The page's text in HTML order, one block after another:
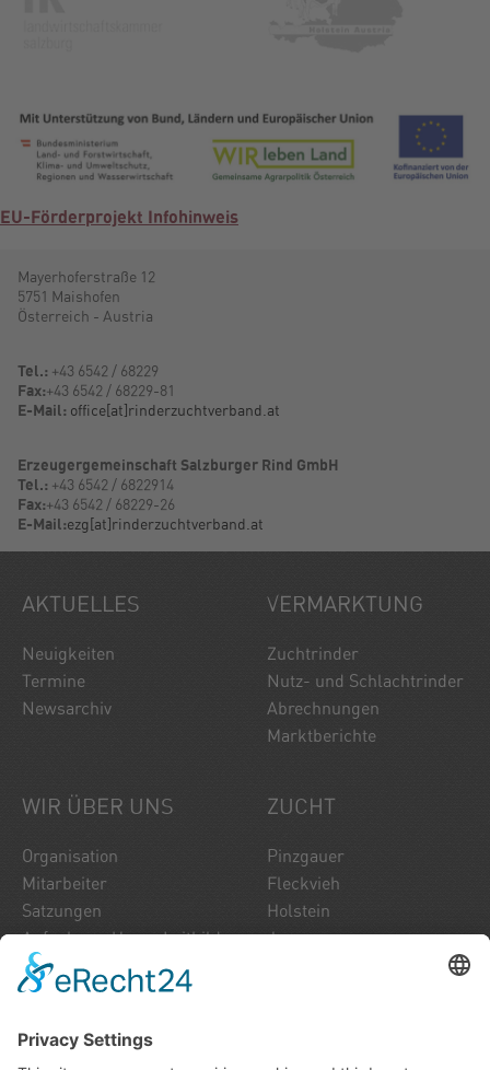
EU-Förderprojekt Infohinweis
Mayerhoferstraße 12
5751 Maishofen
Österreich - Austria
Tel.: +43 6542 / 68229
Fax:+43 6542 / 68229-81
E-Mail: office[at]rinderzuchtverband.at
Erzeugergemeinschaft Salzburger Rind GmbH
Tel.: +43 6542 / 6822914
Fax:+43 6542 / 68229-26
E-Mail:ezg[at]rinderzuchtverband.at
AKTUELLES
Neuigkeiten
Termine
Newsarchiv
VERMARKTUNG
Zuchtrinder
Nutz- und Schlachtrinder
Abrechnungen
Marktberichte
WIR ÜBER UNS
Organisation
Mitarbeiter
Satzungen
Aufgaben - Unser Leitbild
Unser Zuchtinfo
Über uns
ZUCHT
Pinzgauer
Fleckvieh
Holstein
Jersey